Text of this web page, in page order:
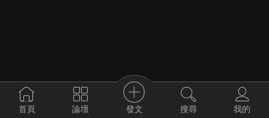
首頁 論壇 發文 搜尋 我的